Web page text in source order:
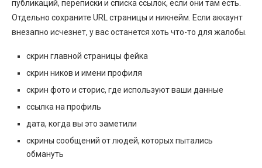
публикаций, переписки и списка ссылок, если они там есть.
Отдельно сохраните URL страницы и никнейм. Если аккаунт
внезапно исчезнет, у вас останется хоть что-то для жалобы.
скрин главной страницы фейка
скрин ников и имени профиля
скрин фото и сторис, где используют ваши данные
ссылка на профиль
дата, когда вы это заметили
скрины сообщений от людей, которых пытались
обмануть